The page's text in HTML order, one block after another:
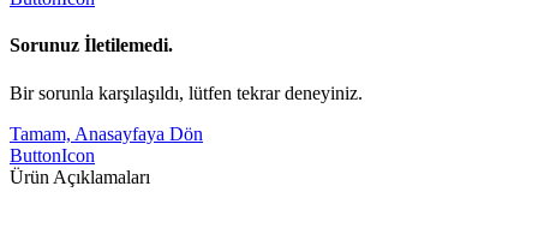
Sorunuz İletilemedi.
Bir sorunla karşılaşıldı, lütfen tekrar deneyiniz.
Tamam, Anasayfaya Dön
ButtonIcon
Ürün Açıklamaları